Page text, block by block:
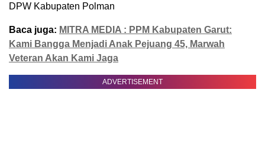
Baca juga: MITRA MEDIA : PPM Kabupaten Garut:
Kami Bangga Menjadi Anak Pejuang 45, Marwah
Veteran Akan Kami Jaga
ADVERTISEMENT